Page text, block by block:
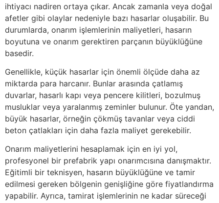
ihtiyacı nadiren ortaya çıkar. Ancak zamanla veya doğal
afetler gibi olaylar nedeniyle bazı hasarlar oluşabilir. Bu
durumlarda, onarım işlemlerinin maliyetleri, hasarın
boyutuna ve onarım gerektiren parçanın büyüklüğüne
basedir.
Genellikle, küçük hasarlar için önemli ölçüde daha az
miktarda para harcanır. Bunlar arasında çatlamış
duvarlar, hasarlı kapı veya pencere kilitleri, bozulmuş
musluklar veya yaralanmış zeminler bulunur. Öte yandan,
büyük hasarlar, örneğin çökmüş tavanlar veya ciddi
beton çatlakları için daha fazla maliyet gerekebilir.
Onarım maliyetlerini hesaplamak için en iyi yol,
profesyonel bir prefabrik yapı onarımcısına danışmaktır.
Eğitimli bir teknisyen, hasarın büyüklüğüne ve tamir
edilmesi gereken bölgenin genişliğine göre fiyatlandırma
yapabilir. Ayrıca, tamirat işlemlerinin ne kadar süreceği